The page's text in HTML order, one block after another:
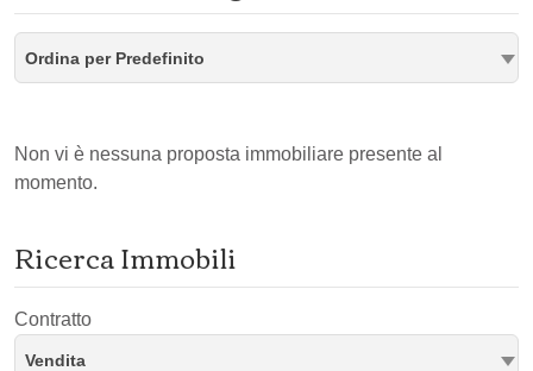
Ordina per Predefinito
Non vi è nessuna proposta immobiliare presente al
momento.
Ricerca Immobili
Contratto
Vendita